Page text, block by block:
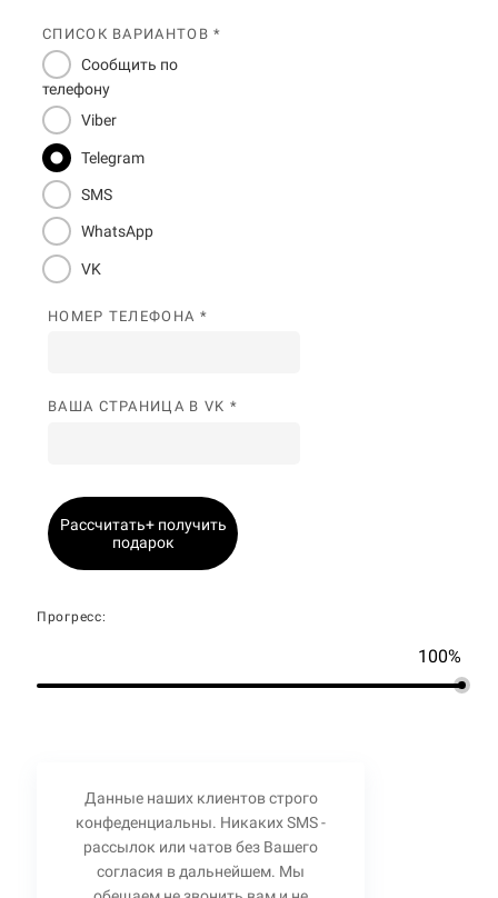
СПИСОК ВАРИАНТОВ *
Сообщить по
телефону
Viber
Telegram
SMS
WhatsApp
VK
НОМЕР ТЕЛЕФОНА *
ВАША СТРАНИЦА В VK *
Рассчитать+ получить
подарок
Прогресс:
100%
Данные наших клиентов строго
конфеденциальны. Никаких SMS -
рассылок или чатов без Вашего
согласия в дальнейшем. Мы